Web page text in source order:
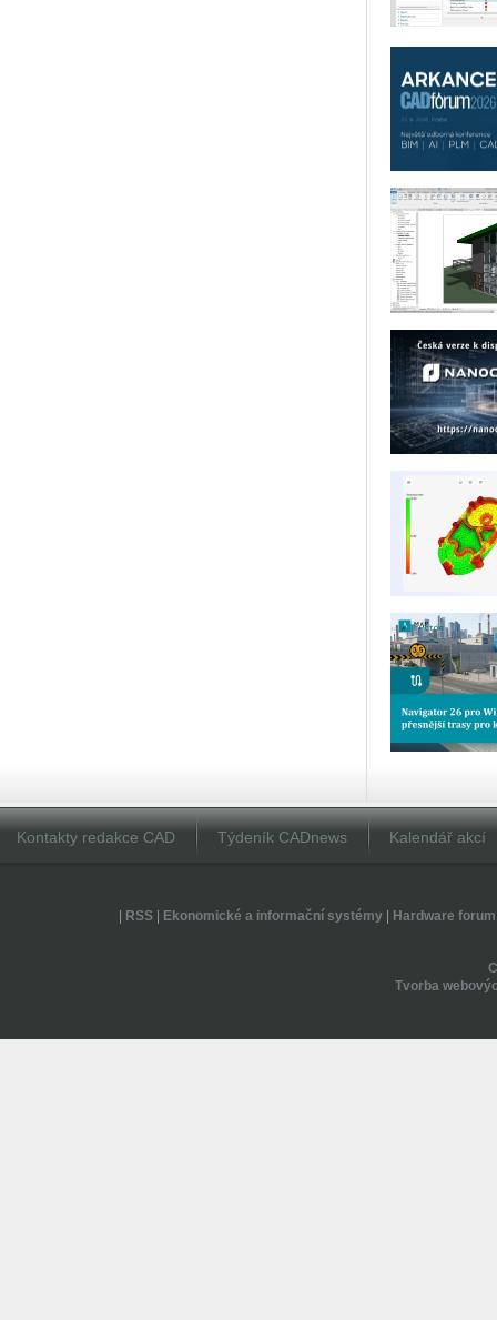
Kontakty redakce CAD Týdeník CADnews Kalendář akcí
RSS| Ekonomické a informační systémy| Hardware forum
Tvorba